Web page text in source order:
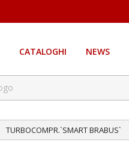
CATALOGHI NEWS
TURBOCOMPR.`SMART BRABUS`